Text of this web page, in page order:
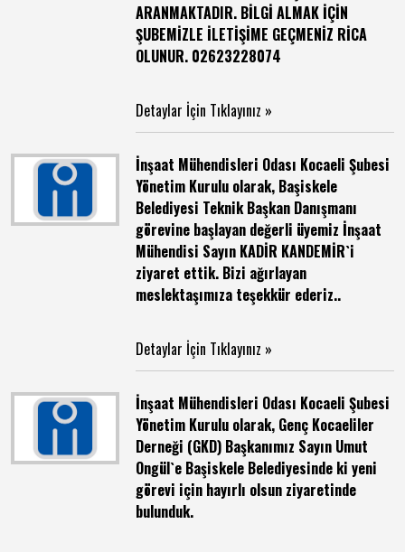
ARANMAKTADIR. BİLGİ ALMAK İÇİN
ŞUBEMİZLE İLETİŞİME GEÇMENİZ RİCA
OLUNUR. 02623228074
Detaylar İçin Tıklayınız »
İnşaat Mühendisleri Odası Kocaeli Şubesi
Yönetim Kurulu olarak, Başiskele
Belediyesi Teknik Başkan Danışmanı
görevine başlayan değerli üyemiz İnşaat
Mühendisi Sayın KADİR KANDEMİR`i
ziyaret ettik. Bizi ağırlayan
meslektaşımıza teşekkür ederiz..
Detaylar İçin Tıklayınız »
İnşaat Mühendisleri Odası Kocaeli Şubesi
Yönetim Kurulu olarak, Genç Kocaeliler
Derneği (GKD) Başkanımız Sayın Umut
Ongül`e Başiskele Belediyesinde ki yeni
görevi için hayırlı olsun ziyaretinde
bulunduk.